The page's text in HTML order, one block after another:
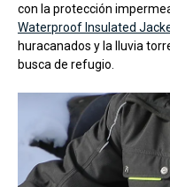
con la protección
Waterproof Insulated
huracanados y la lluvia
busca de refugio.